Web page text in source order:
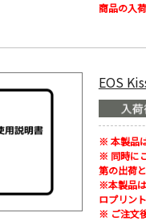
商品の入
EOS
※ 本製品
※ 同時に
第の出荷
※本製品
ロプリン
※ ご注文